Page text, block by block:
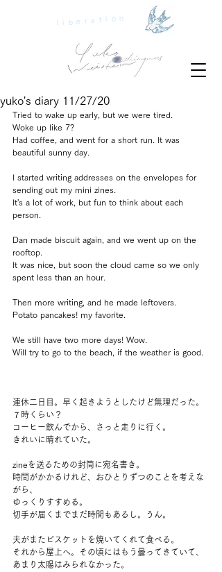
liberation
yuko's diary 11/27/20
Tried to wake up early, but we were tired.
Woke up like 7?
Had coffee, and went for a short run. It was
beautiful sunny day.
I started writing addresses on the envelopes for
sending out my mini zines.
It's a lot of work, but fun to think about each
person.
Dan made biscuit again, and we went up on the
rooftop.
It was nice, but soon the cloud came so we only
spent less than an hour.
Then more writing, and he made leftovers.
Potato pancakes! my favorite.
We still have two more days! Wow.
Will try to go to the beach, if the weather is good.
連休二日目。早く起きようとしたけど無理だった。
７時くらい？
コーヒー飲んでから、さっと走りに行く。
きれいに晴れていた。
zineを送るための封筒に宛名書き。
時間がかかるけれど、おひとりずつのことを考えな
がら、
ゆっくりすすめる。
切手が届くまでまだ時間もあるし。うん。
夫がまたビスケットを焼いてくれて食べる。
それから屋上へ。その頃にはもう曇ってきていて、
あまり太陽はみられなかった。